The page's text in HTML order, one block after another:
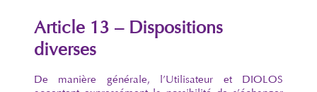
Article 13 – Dispositions
diverses
De manière générale, l’Utilisateur et DIOLOS